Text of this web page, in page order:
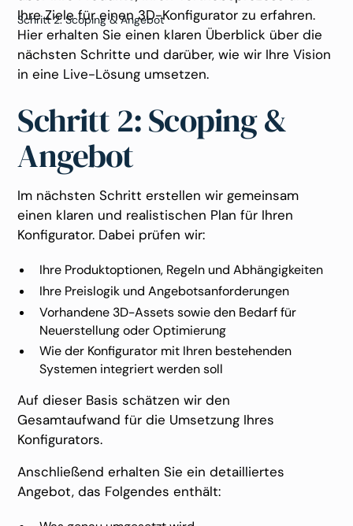
Schritt 2: Scoping & Angebot
Ihre Ziele für einen 3D-Konfigurator zu erfahren.
Hier erhalten Sie einen klaren Überblick über die
nächsten Schritte und darüber, wie wir Ihre Vision
in eine Live-Lösung umsetzen.
Schritt 2: Scoping &
Angebot
Im nächsten Schritt erstellen wir gemeinsam
einen klaren und realistischen Plan für Ihren
Konfigurator. Dabei prüfen wir:
Ihre Produktoptionen, Regeln und Abhängigkeiten
Ihre Preislogik und Angebotsanforderungen
Vorhandene 3D-Assets sowie den Bedarf für
Neuerstellung oder Optimierung
Wie der Konfigurator mit Ihren bestehenden
Systemen integriert werden soll
Auf dieser Basis schätzen wir den
Gesamtaufwand für die Umsetzung Ihres
Konfigurators.
Anschließend erhalten Sie ein detailliertes
Angebot, das Folgendes enthält: